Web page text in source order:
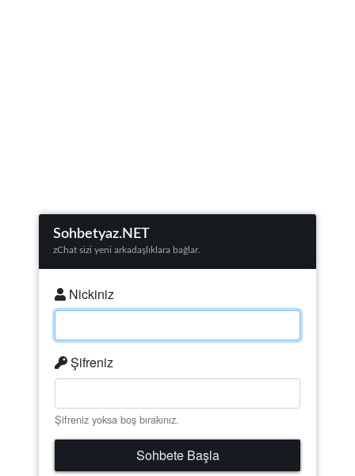
Sohbetyaz.NET
zChat sizi yeni arkadaşlıklara bağlar.
Nickiniz
Şifreniz
Şifreniz yoksa boş bırakınız.
Sohbete Başla